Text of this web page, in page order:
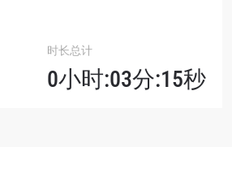
时长总计
0小时:03分:15秒